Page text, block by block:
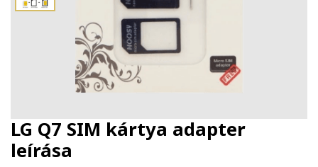
LG Q7 SIM kártya adapter
leírása